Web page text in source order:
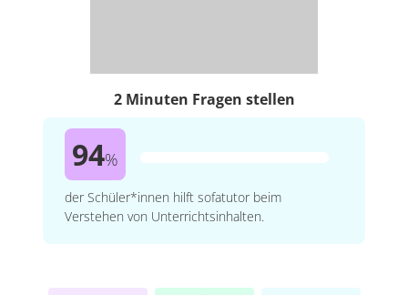
2 Minuten Fragen stellen
94%
der Schüler*innen hilft sofatutor beim
Verstehen von Unterrichtsinhalten.